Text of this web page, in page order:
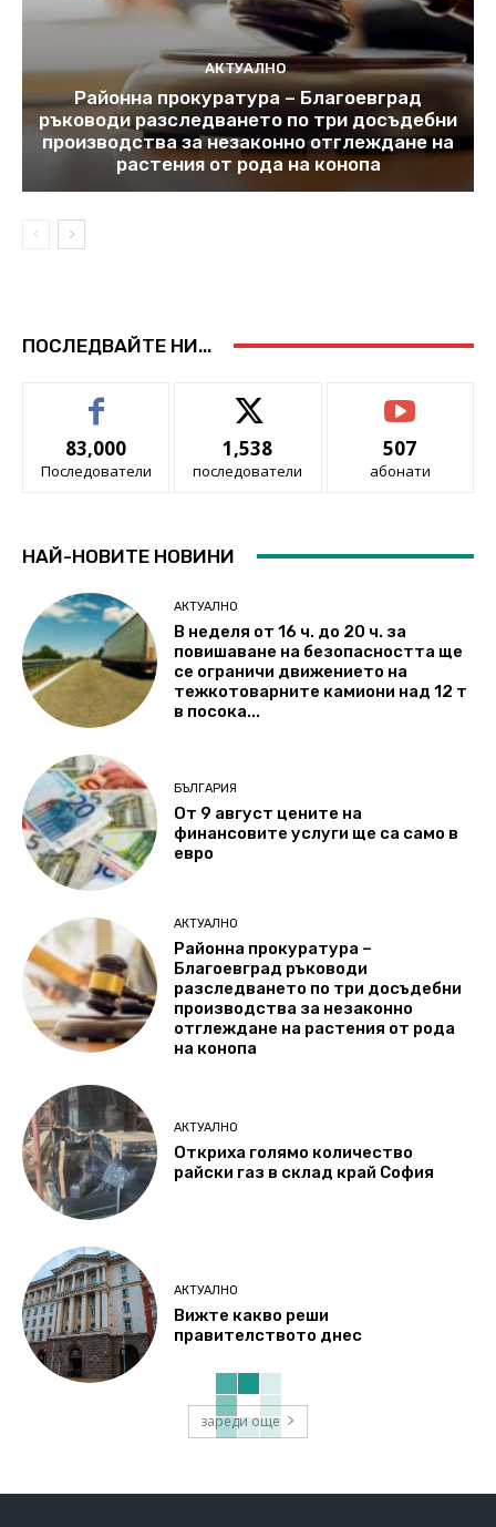
АКТУАЛНО
Районна прокуратура – Благоевград
ръководи разследването по три досъдебни
производства за незаконно отглеждане на
растения от рода на конопа
ПОСЛЕДВАЙТЕ НИ...
83,000
Последователи
1,538
последователи
507
абонати
НАЙ-НОВИТЕ НОВИНИ
АКТУАЛНО
В неделя от 16 ч. до 20 ч. за
повишаване на безопасността ще
се ограничи движението на
тежкотоварните камиони над 12 т
в посока...
БЪЛГАРИЯ
От 9 август цените на
финансовите услуги ще са само в
евро
АКТУАЛНО
Районна прокуратура –
Благоевград ръководи
разследването по три досъдебни
производства за незаконно
отглеждане на растения от рода
на конопа
АКТУАЛНО
Откриха голямо количество
райски газ в склад край София
АКТУАЛНО
Вижте какво реши
правителството днес
зареди още